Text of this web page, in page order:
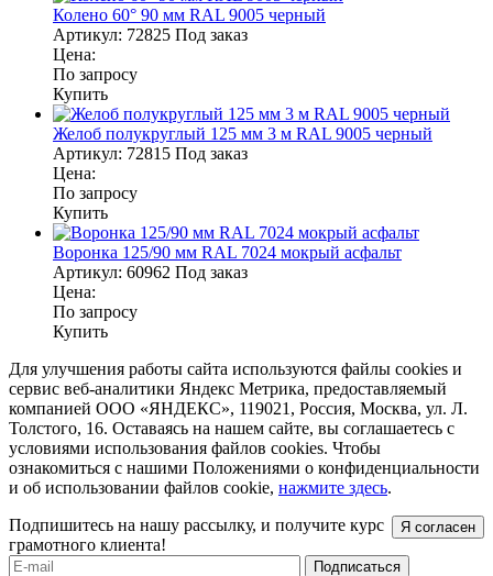
Колено 60° 90 мм RAL 9005 черный
Артикул: 72825 Под заказ
Цена:
По запросу
Купить
Желоб полукруглый 125 мм 3 м RAL 9005 черный
Артикул: 72815 Под заказ
Цена:
По запросу
Купить
Воронка 125/90 мм RAL 7024 мокрый асфальт
Артикул: 60962 Под заказ
Цена:
По запросу
Купить
Для улучшения работы сайта используются файлы cookies и
сервис веб-аналитики Яндекс Метрика, предоставляемый
компанией ООО «ЯНДЕКС», 119021, Россия, Москва, ул. Л.
Толстого, 16. Оставаясь на нашем сайте, вы соглашаетесь с
условиями использования файлов cookies. Чтобы
ознакомиться с нашими Положениями о конфиденциальности
и об использовании файлов cookie, нажмите здесь.
Я согласен
Подпишитесь на нашу рассылку, и получите курс
грамотного клиента!